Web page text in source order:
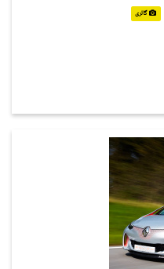
گالری